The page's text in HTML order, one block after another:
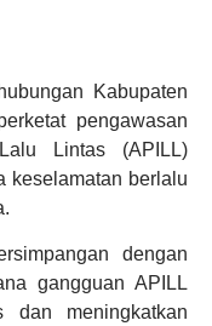
Kabupaten
pengawasan
Lintas (APILL)
keselamatan berlalu
dengan
gangguan APILL
meningkatkan